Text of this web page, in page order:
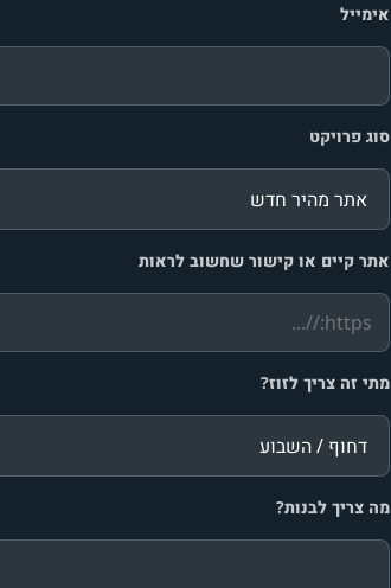
אימייל
סוג פרויקט
אתר קיים או קישור שחשוב לראות
מתי זה צריך לזוז?
מה צריך לבנות?